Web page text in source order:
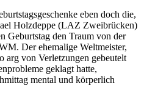
eben doch die,
Holzdeppe (LAZ Zweibrücken)
Geburtstag den Traum von der
Der ehemalige Weltmeister,
arg von Verletzungen gebeutelt
geklagt hatte,
mental und körperlich